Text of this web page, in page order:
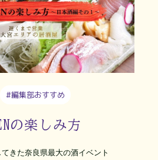
#編集部おすすめ
の楽しみ方
きた奈良県最大の酒イベント